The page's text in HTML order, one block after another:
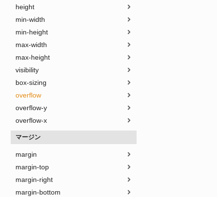
height
min-width
min-height
max-width
max-height
visibility
box-sizing
overflow
overflow-y
overflow-x
マージン
margin
margin-top
margin-right
margin-bottom